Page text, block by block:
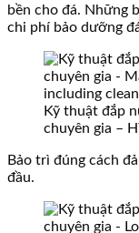
bền cho đá. Những
chi phí bảo dưỡng
Kỹ thuật đắp
chuyên gia –
Bảo trì đúng cách
đầu.